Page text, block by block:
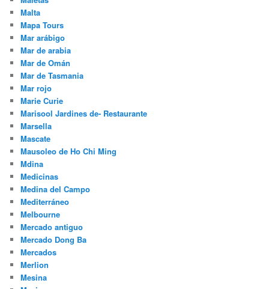
Malta
Mapa Tours
Mar arábigo
Mar de arabia
Mar de Omán
Mar de Tasmania
Mar rojo
Marie Curie
Marisool Jardines de- Restaurante
Marsella
Mascate
Mausoleo de Ho Chi Ming
Mdina
Medicinas
Medina del Campo
Mediterráneo
Melbourne
Mercado antiguo
Mercado Dong Ba
Mercados
Merlion
Mesina